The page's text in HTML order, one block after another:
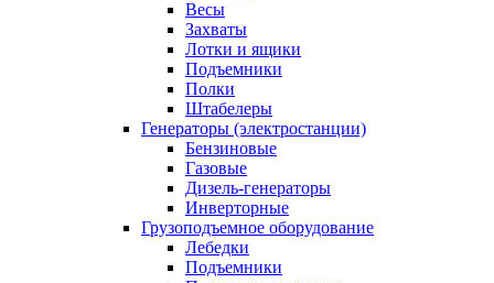
Весы
Захваты
Лотки и ящики
Подъемники
Полки
Штабелеры
Генераторы (электростанции)
Бензиновые
Газовые
Дизель-генераторы
Инверторные
Грузоподъемное оборудование
Лебедки
Подъемники